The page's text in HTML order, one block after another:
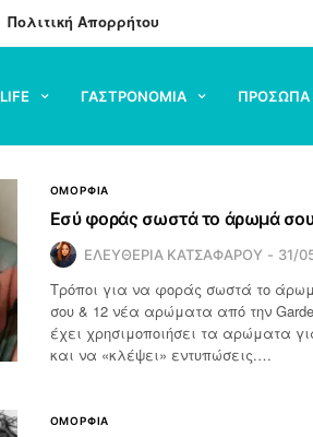
Πολιτική Απορρήτου
LIFE ΓΑΣΤΡΟΝΟΜΙΑ ΠΡΟΣΩΠΑ
ΟΜΟΡΦΙΑ
Εσύ φοράς σωστά το άρωμά
ΕΛΕΥΘΕΡΙΑ ΚΑΤΣΑΦΑΡΟΥ 31/
Τρόποι για να φοράς σωστά το
σου & 12 νέα αρώματα από την
έχει χρησιμοποιήσει τα αρώματα
και να «κλέψει» εντυπώσεις.…
ΟΜΟΡΦΙΑ